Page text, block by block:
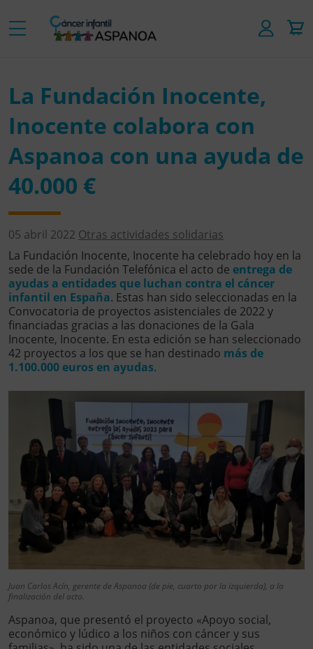
La Fundación Inocente,
Inocente colabora con
Aspanoa con una ayuda de
40.000 €
05 abril 2022 Otras actividades solidarias
La Fundación Inocente, Inocente ha celebrado hoy en la
sede de la Fundación Telefónica el acto de entrega de
ayudas a entidades que luchan contra el cáncer
infantil en España. Estas han sido seleccionadas en la
Convocatoria de proyectos asistenciales de 2022 y
financiadas gracias a las donaciones de la Gala
Inocente, Inocente. En esta edición se han seleccionado
42 proyectos a los que se han destinado más de
1.100.000 euros en ayudas.
Juan Carlos Acín, gerente de Aspanoa (de pie, cuarto por la izquierda), a la
finalización del acto.
Aspanoa, que presentó el proyecto «Apoyo social,
económico y lúdico a los niños con cáncer y sus